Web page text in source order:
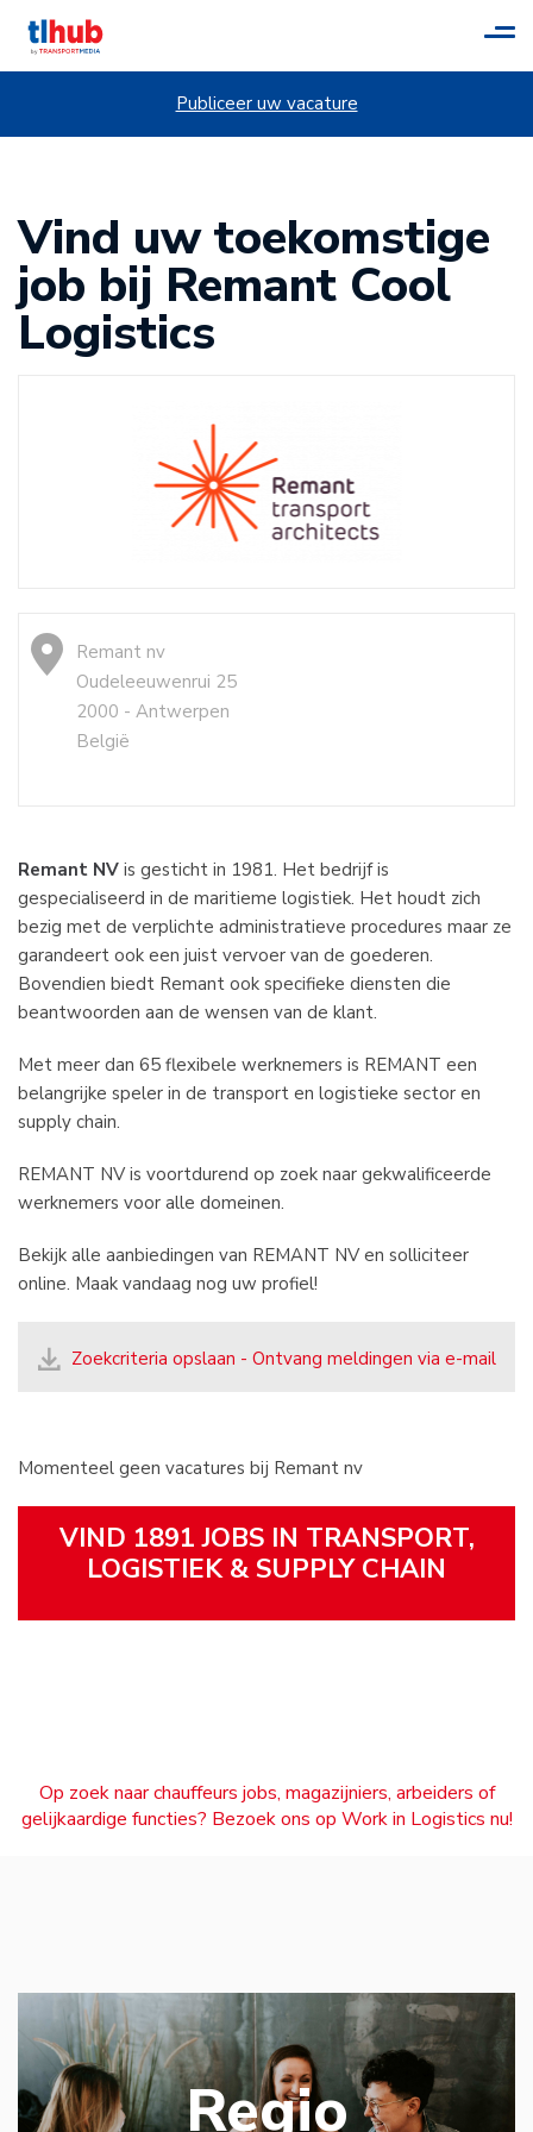
Publiceer uw vacature
Vind uw toekomstige
job bij Remant Cool
Logistics
Remant nv
Oudeleeuwenrui 25
2000 - Antwerpen
België
Remant NV is gesticht in 1981. Het bedrijf is
gespecialiseerd in de maritieme logistiek. Het houdt zich
bezig met de verplichte administratieve procedures maar ze
garandeert ook een juist vervoer van de goederen.
Bovendien biedt Remant ook specifieke diensten die
beantwoorden aan de wensen van de klant.
Met meer dan 65 flexibele werknemers is REMANT een
belangrijke speler in de transport en logistieke sector en
supply chain.
REMANT NV is voortdurend op zoek naar gekwalificeerde
werknemers voor alle domeinen.
Bekijk alle aanbiedingen van REMANT NV en solliciteer
online. Maak vandaag nog uw profiel!
Zoekcriteria opslaan - Ontvang meldingen via e-mail
Momenteel geen vacatures bij Remant nv
VIND 1891 JOBS IN TRANSPORT,
LOGISTIEK & SUPPLY CHAIN
Op zoek naar chauffeurs jobs, magazijniers, arbeiders of
gelijkaardige functies? Bezoek ons op Work in Logistics nu!
Regio